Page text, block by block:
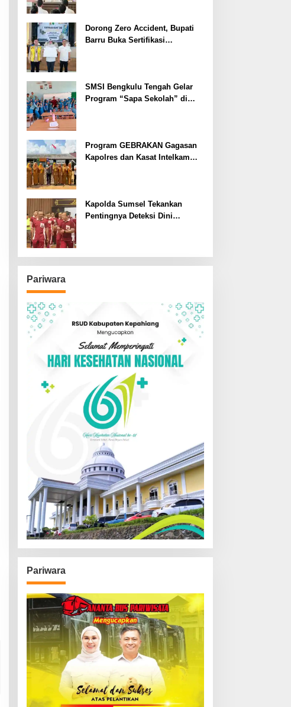
Dorong Zero Accident, Bupati
Barru Buka Sertifikasi
SMSI Bengkulu Tengah Gelar
Program “Sapa Sekolah” di
Program GEBRAKAN Gagasan
Kapolres dan Kasat Intelkam
Kapolda Sumsel Tekankan
Pentingnya Deteksi Dini
Pariwara
Pariwara